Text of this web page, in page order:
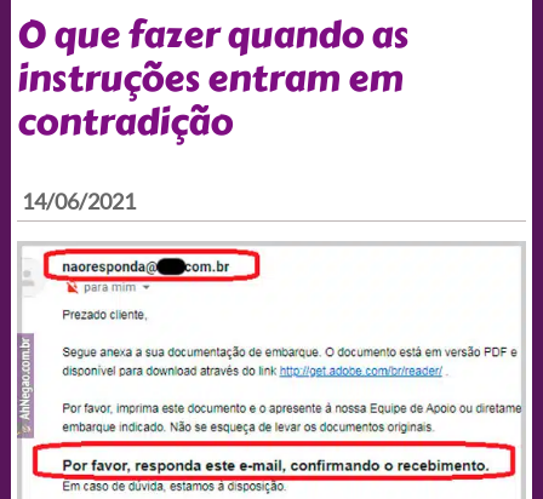
O que fazer quando as
instruções entram em
contradição
14/06/2021